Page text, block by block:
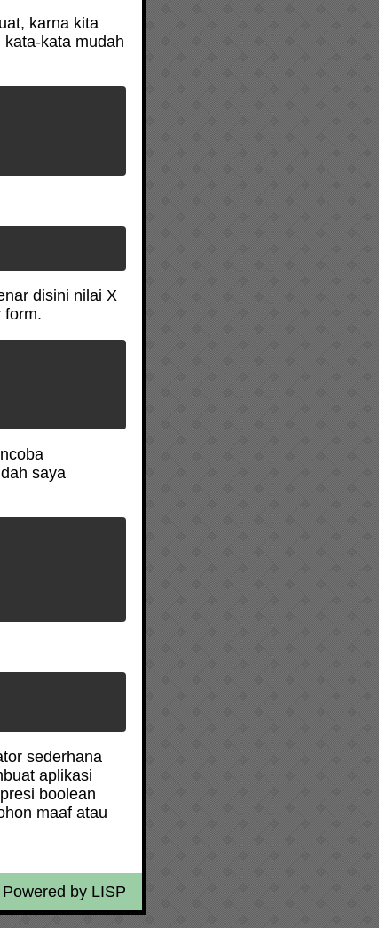
karna kita
kata mudah
disini nilai X
form.
saya
sederhana
aplikasi
boolean
maaf atau
Powered by LISP